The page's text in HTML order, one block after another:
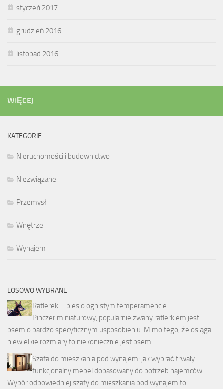
styczeń 2017
grudzień 2016
listopad 2016
WIĘCEJ
KATEGORIE
Nieruchomości i budownictwo
Niezwiązane
Przemysł
Wnętrze
Wynajem
LOSOWO WYBRANE
Ratlerek – pies o ognistym temperamencie.
Pinczer miniaturowy, popularnie zwany ratlerkiem jest
psem o bardzo specyficznym usposobieniu. Mimo tego, że osiąga
niewielkie rozmiary to niekoniecznie jest psem …
Szafa do mieszkania pod wynajem: jak wybrać trwały i
funkcjonalny mebel dopasowany do potrzeb najemców
Wybór odpowiedniej szafy do mieszkania pod wynajem to